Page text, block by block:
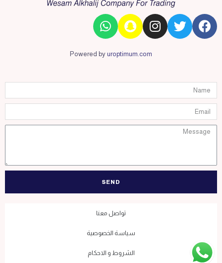
Powered by uroptimum.com
SEND
تواصل معنا
سياسة الخصوصية
الشروط و الاحكام